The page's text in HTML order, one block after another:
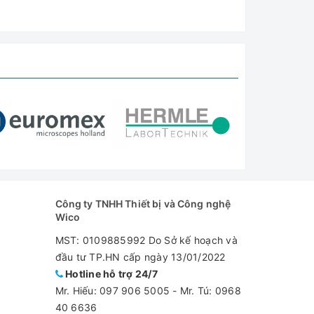
Công ty TNHH Thiết bị và Công nghệ
Wico
MST: 0109885992 Do Sở kế hoạch và
đầu tư TP.HN cấp ngày 13/01/2022
Hotline hỗ trợ 24/7
Mr. Hiếu: 097 906 5005 - Mr. Tú: 0968
40 6636